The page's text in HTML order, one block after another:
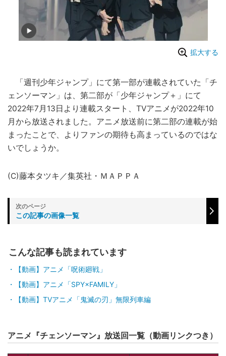
拡大する
「週刊少年ジャンプ」にて第一部が連載されていた「チ
ェンソーマン」は、第二部が「少年ジャンプ＋」にて
2022年7月13日より連載スタート、TVアニメが2022年10
月から放送されました。アニメ放送前に第二部の連載が始
まったことで、よりファンの期待も高まっているのではな
いでしょうか。
(C)藤本タツキ／集英社・ＭＡＰＰＡ
この記事の画像一覧
こんな記事も読まれています
【動画】アニメ「呪術廻戦」
【動画】アニメ「SPY×FAMILY」
【動画】TVアニメ「鬼滅の刃」無限列車編
アニメ『チェンソーマン』放送回一覧（動画リンクつき）